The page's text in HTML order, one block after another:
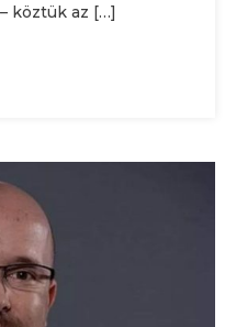
köztük az […]